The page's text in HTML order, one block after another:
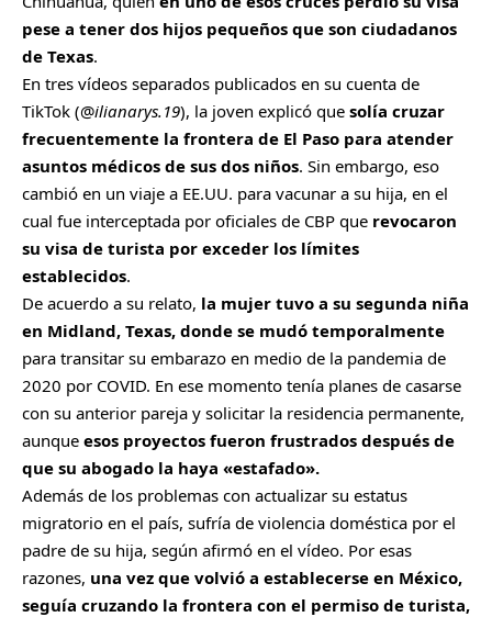
pese a tener dos hijos pequeños que son ciudadanos
de Texas.
En tres vídeos separados publicados en su cuenta de
TikTok (@ilianarys.19), la joven explicó que solía cruzar
frecuentemente la frontera de El Paso para atender
asuntos médicos de sus dos niños. Sin embargo, eso
cambió en un viaje a EE.UU. para vacunar a su hija, en el
cual fue interceptada por oficiales de CBP que revocaron
su visa de turista por exceder los límites
establecidos.
De acuerdo a su relato, la mujer tuvo a su segunda niña
en Midland, Texas, donde se mudó temporalmente
para transitar su embarazo en medio de la pandemia de
2020 por COVID. En ese momento tenía planes de casarse
con su anterior pareja y solicitar la residencia permanente,
aunque esos proyectos fueron frustrados después de
que su abogado la haya «estafado».
Además de los problemas con actualizar su estatus
migratorio en el país, sufría de violencia doméstica por el
padre de su hija, según afirmó en el vídeo. Por esas
razones, una vez que volvió a establecerse en México,
seguía cruzando la frontera con el permiso de turista,